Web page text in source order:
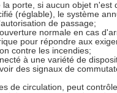
porte, si aucun objet n'est
(réglable), le système
de passage;
normale en cas
pour répondre aux
contre les incendies;
à une variété de
des signaux de
de circulation, peut